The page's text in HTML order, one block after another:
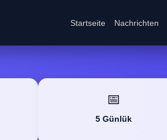
Startseite Nachrichten
📅
5 Günlük